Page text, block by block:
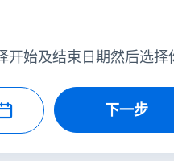
始及结束日期然后选择
下一步